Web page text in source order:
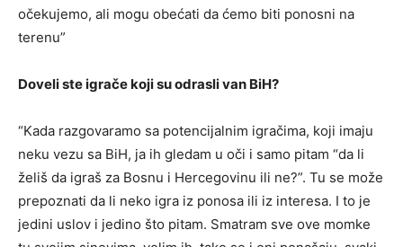
očekujemo, ali mogu obećati da ćemo biti ponosni na
terenu”
Doveli ste igrače koji su odrasli van BiH?
“Kada razgovaramo sa potencijalnim igračima, koji imaju
neku vezu sa BiH, ja ih gledam u oči i samo pitam “da li
želiš da igraš za Bosnu i Hercegovinu ili ne?”. Tu se može
prepoznati da li neko igra iz ponosa ili iz interesa. I to je
jedini uslov i jedino što pitam. Smatram sve ove momke